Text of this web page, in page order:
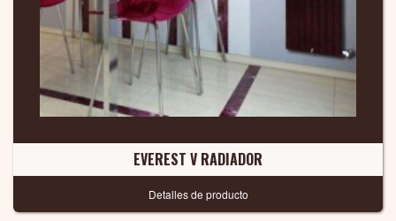
EVEREST V RADIADOR
Detalles de producto